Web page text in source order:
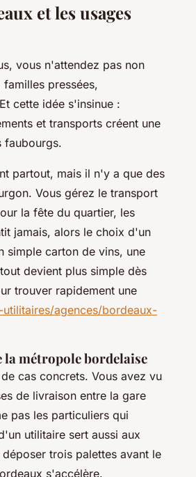
et les usages
vous n'attendez pas non
pressées,
Et cette idée s'insinue :
et transports créent une
faubourgs.
partout, mais il n'y a que des
Vous gérez le transport
la fête du quartier, les
jamais, alors le choix d'un
simple carton de vins, une
devient plus simple dès
trouver rapidement une
agences/bordeaux-
la métropole bordelaise
cas concrets. Vous avez vu
de livraison entre la gare
pas les particuliers qui
utilitaire sert aussi aux
trois palettes avant le
s'accélère.